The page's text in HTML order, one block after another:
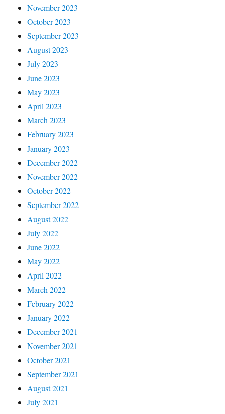
November 2023
October 2023
September 2023
August 2023
July 2023
June 2023
May 2023
April 2023
March 2023
February 2023
January 2023
December 2022
November 2022
October 2022
September 2022
August 2022
July 2022
June 2022
May 2022
April 2022
March 2022
February 2022
January 2022
December 2021
November 2021
October 2021
September 2021
August 2021
July 2021